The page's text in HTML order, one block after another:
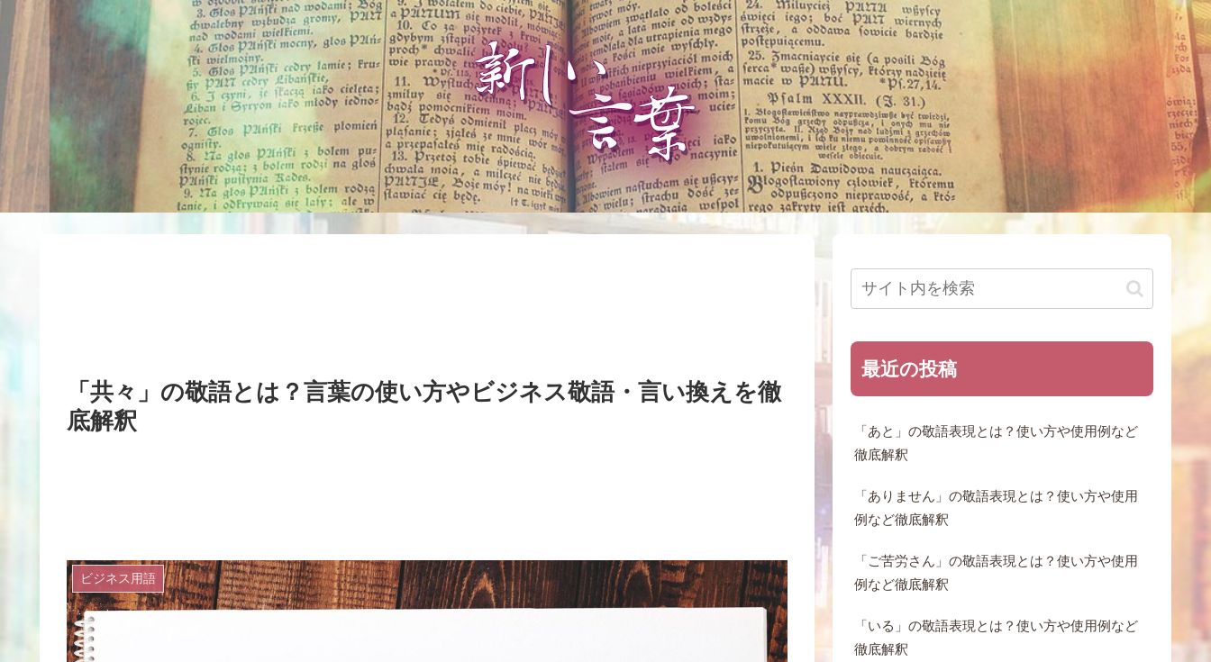
「共々」の敬語とは？言葉の使い方やビジネス敬語・言い換えを徹
底解釈
ビジネス用語
最近の投稿
「あと」の敬語表現とは？使い方や使用例など
徹底解釈
「ありません」の敬語表現とは？使い方や使用
例など徹底解釈
「ご苦労さん」の敬語表現とは？使い方や使用
例など徹底解釈
「いる」の敬語表現とは？使い方や使用例など
徹底解釈